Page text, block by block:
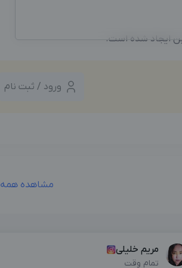
ایجاد شده است.
ورود / ثبت نام
مشاهده همه
مریم خلیلی
تمام وقت